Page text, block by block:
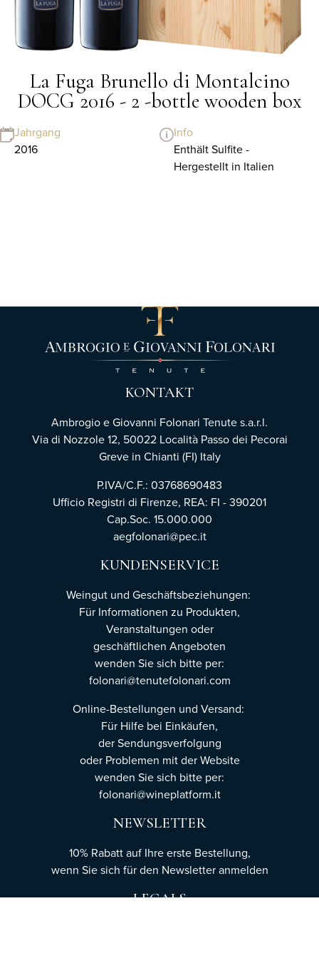
La Fuga Brunello di Montalcino
DOCG 2016 - 2 -bottle wooden box
Jahrgang
2016
Info
Enthält Sulfite -
Hergestellt in Italien
KONTAKT
Ambrogio e Giovanni Folonari Tenute s.a.r.l.
Via di Nozzole 12, 50022 Località Passo dei Pecorai
Greve in Chianti (FI) Italy
P.IVA/C.F.: 03768690483
Ufficio Registri di Firenze, REA: FI - 390201
Cap.Soc. 15.000.000
aegfolonari@pec.it
KUNDENSERVICE
Weingut und Geschäftsbeziehungen:
Für Informationen zu Produkten,
Veranstaltungen oder
geschäftlichen Angeboten
wenden Sie sich bitte per:
folonari@tenutefolonari.com
Online-Bestellungen und Versand:
Für Hilfe bei Einkäufen,
der Sendungsverfolgung
oder Problemen mit der Website
wenden Sie sich bitte per:
folonari@wineplatform.it
NEWSLETTER
10% Rabatt auf Ihre erste Bestellung,
wenn Sie sich für den Newsletteranmelden
LEGALS